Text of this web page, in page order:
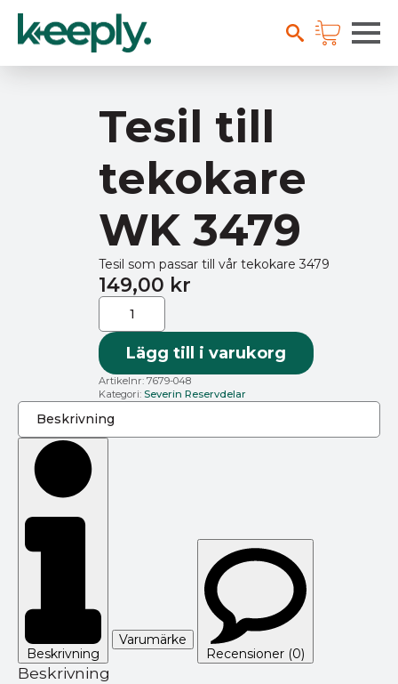
Tesil till
tekokare
WK 3479
Tesil som passar till vår tekokare 3479
149,00 kr
Tesil
tekokare
WK
3479
mängd
Lägg till i varukorg
Artikelnr:7679-048
Kategori:Severin Reservdelar
Beskrivning
Varumärke
Recensioner (0)
Beskrivning